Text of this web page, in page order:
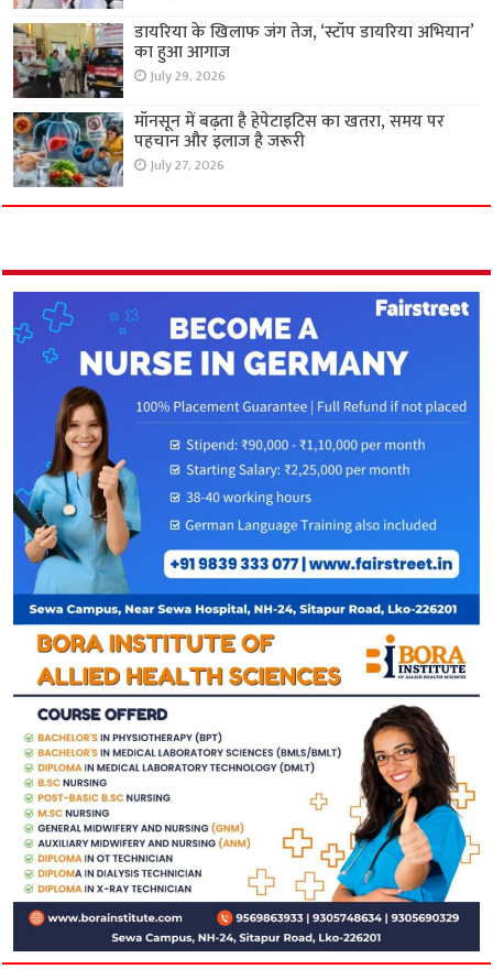
डायरिया के खिलाफ जंग तेज, ‘स्टॉप डायरिया अभियान’
का हुआ आगाज
July 29, 2026
मॉनसून में बढ़ता है हेपेटाइटिस का खतरा, समय पर
पहचान और इलाज है जरूरी
July 27, 2026